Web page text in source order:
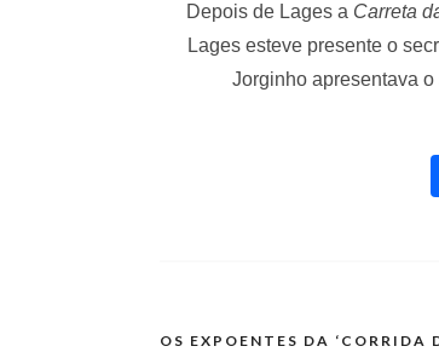
Depois de Lages a Carreta
Lages esteve presente o
Jorginho apresentava
OS EXPOENTES DA ‘CORRIDA